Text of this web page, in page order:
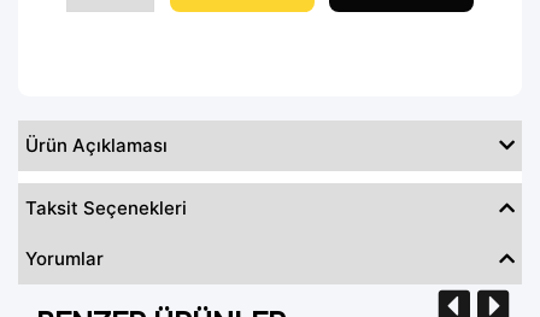
Ürün Açıklaması
Taksit Seçenekleri
Yorumlar